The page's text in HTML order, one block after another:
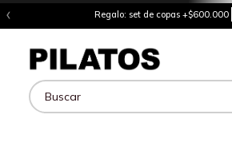
‹ Regalo: set de copas +$600.000
Buscar